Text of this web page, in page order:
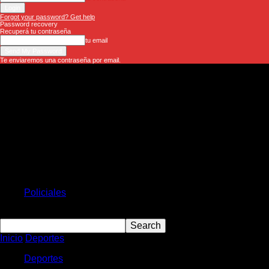
Forgot your password? Get help
Password recovery
Recuperá tu contraseña
tu email
Te enviaremos una contraseña por email.
Policiales
Inicio Deportes
Deportes